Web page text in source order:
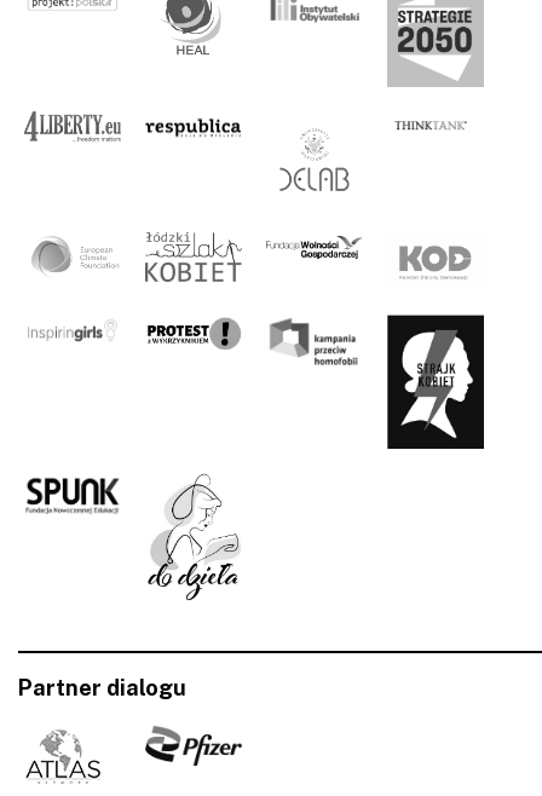
Partner dialogu